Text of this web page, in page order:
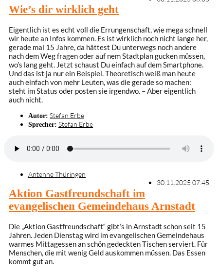
Wie’s dir wirklich geht
Eigentlich ist es echt voll die Errungenschaft, wie mega schnell
wir heute an Infos kommen. Es ist wirklich noch nicht lange her,
gerade mal 15 Jahre, da hättest Du unterwegs noch andere
nach dem Weg fragen oder auf nem Stadtplan gucken müssen,
wo’s lang geht. Jetzt schaust Du einfach auf dem Smartphone.
Und das ist ja nur ein Beispiel. Theoretisch weiß man heute
auch einfach von mehr Leuten, was die gerade so machen:
steht im Status oder posten sie irgendwo. – Aber eigentlich
auch nicht.
Autor: Stefan Erbe
Sprecher: Stefan Erbe
Antenne Thüringen
30.11.2025 07:45
Aktion Gastfreundschaft im
evangelischen Gemeindehaus Arnstadt
Die „Aktion Gastfreundschaft“ gibt’s in Arnstadt schon seit 15
Jahren. Jeden Dienstag wird im evangelischen Gemeindehaus
warmes Mittagessen an schön gedeckten Tischen serviert. Für
Menschen, die mit wenig Geld auskommen müssen. Das Essen
kommt gut an.